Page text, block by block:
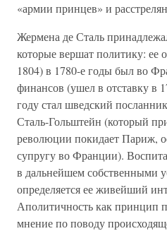
«армии принцев» и
Жермена де Сталь
которые вершат политику: ее
1804) в 1780-е годы был во
финансов (ушел в отставку в
году стал шведский
Сталь-Гольштейн (который
революции покидает Париж,
супругу во Франции).
в дальнейшем собственными
определяется ее живейший
Аполитичность как принцип
мнение по поводу